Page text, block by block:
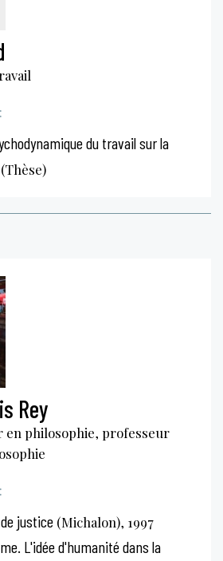
du travail sur la
(Thèse)
Rey
en philosophie, professeur
justice (Michalon), 1997
L'idée d'humanité dans la